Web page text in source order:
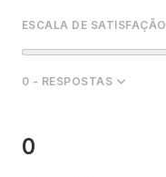
ESCALA DE SATISFAÇÃO
0 - RESPOSTAS
0